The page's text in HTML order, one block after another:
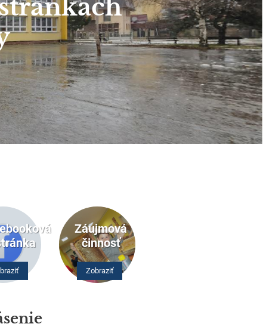
Záujmová
činnosť
Zobraziť